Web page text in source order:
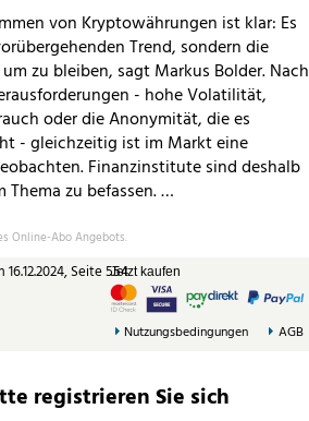
von Kryptowährungen ist klar: Es
Trend, sondern die
zu bleiben, sagt Markus Bolder. Nach
- hohe Volatilität,
oder die Anonymität, die es
- gleichzeitig ist im Markt eine
Finanzinstitute sind deshalb
zu befassen. …
Online-Abo Angebots.
Seite 554Jetzt kaufen
Nutzungsbedingungen AGB
registrieren Sie sich